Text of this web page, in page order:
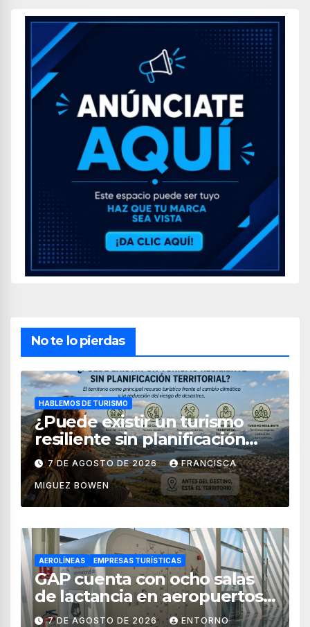
No te lo pierdas
HABLEMOS DE TURISMO
¿Puede existir un turismo
resiliente sin planificación
territorial?
7 DE AGOSTO DE 2026 FRANCISCA
MIGUEZ BOWEN
AEROLÍNEAS EMPRESAS TURÍSTICAS
GAP cuenta con ocho salas
de lactancia en aeropuertos
de México
7 DE AGOSTO DE 2026 ENTORNO